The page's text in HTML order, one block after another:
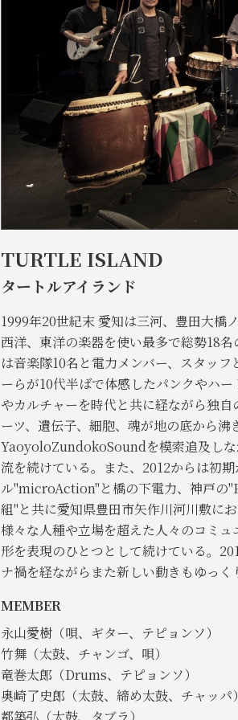
TURTLE ISLAND
タートルアイランド
1999年20世紀末 愛知は三河、豊田大橋
西洋、東洋の楽器を使い最多で総勢18
は音楽隊10名と電力メンバー、スタッ
ーらが10代半ばで体感したパンクやハ
やカルチャーを時代と共に経ながら独
ーツ、遺伝子、細胞、魂が地の底から
YaoyoloZundokoSoundを模索追及しな
流を続けている。また、2012からは初
ル"microAction"と橋の下電力、神戸の
組"と共に愛知県豊田市矢作川河川敷に
様々な人種や立場を超えた人々のコミ
形を表現のひとつとして続けている。
ナ禍を経ながらまた新しい動きもゆっく
MEMBER
永山愛樹（唄、ギター、テピョンソ）
竹舞（太鼓、チャンゴ、唄）
竜巻太郎（Drums、テピョンソ）
奥崎了史郎（太鼓、締め太鼓、チャッパ）